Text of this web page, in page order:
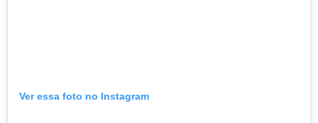
Ver essa foto no Instagram